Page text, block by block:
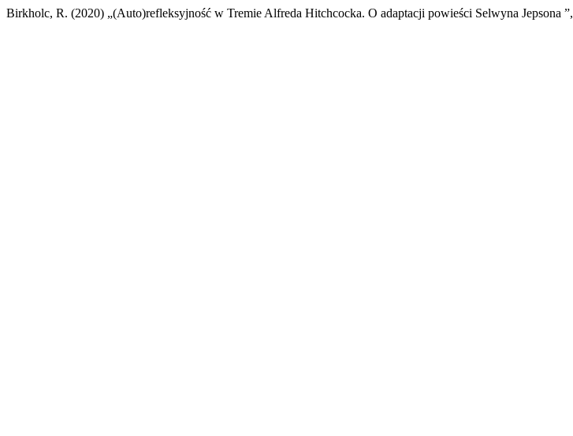
Birkholc, R. (2020) „(Auto)refleksyjność w Tremie Alfreda Hitchcocka. O adaptacji powieści Selwyna Jepsona ”,